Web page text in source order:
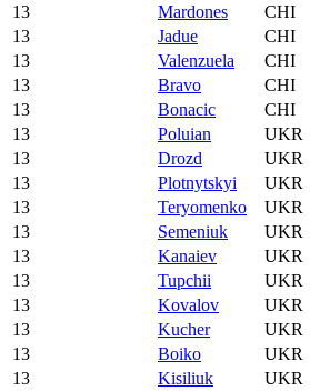
13
Mardones CHI
13
Jadue CHI
13
Valenzuela CHI
13
Bravo CHI
13
Bonacic CHI
13
Poluian UKR
13
Drozd UKR
13
Plotnytskyi UKR
13
Teryomenko UKR
13
Semeniuk UKR
13
Kanaiev UKR
13
Tupchii UKR
13
Kovalov UKR
13
Kucher UKR
13
Boiko UKR
13
Kisiliuk UKR